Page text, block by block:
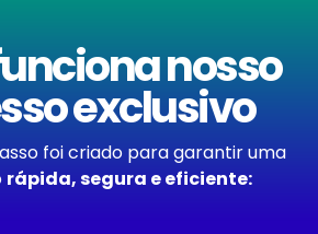
nosso
exclusivo
foi criado para garantir uma
rápida, segura e eficiente: